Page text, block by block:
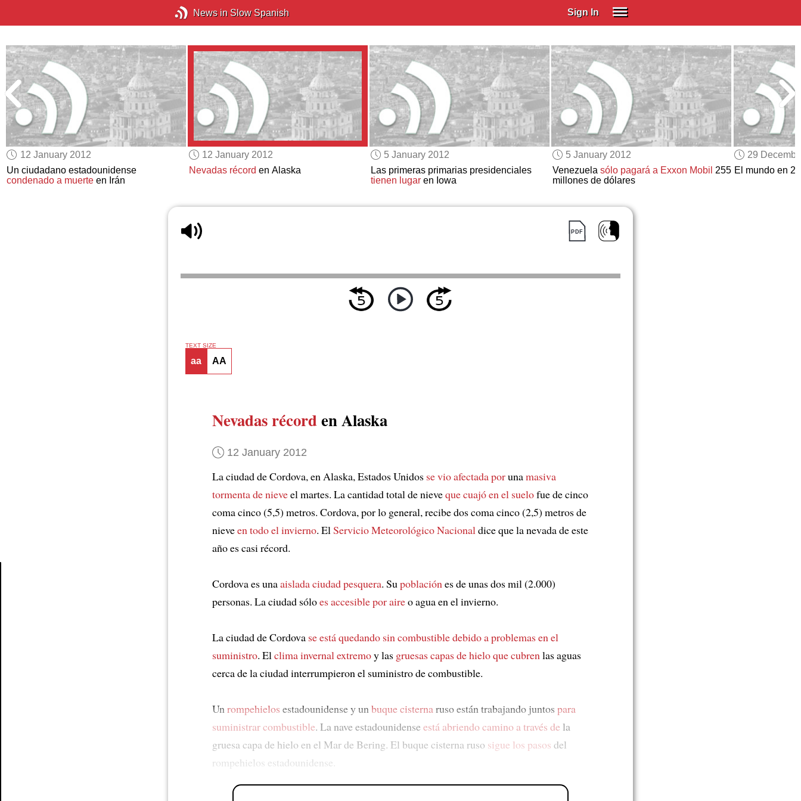
News in Slow Spanish Sign In
Spanish (Spain)
Spanish (Latino)
SUBSCRIBE
EDUCATIONAL LICENSES
GIFT CARDS
OTHER LANGUAGES
12 January 2012
Un ciudadano estadounidense
condenado a muerte en Irán
12 January 2012
Nevadas récord en Alaska
5 January 2012
Las primeras primarias presidenciales
tienen lugaren Iowa
5 January 2012
Venezuela sólo pagará a Exxon Mobil 255
millones de dólares
29
El mundo en
TEXT SIZE
aa AA
Nevadas récorden Alaska
12 January 2012
La ciudad de Cordova, en Alaska, Estados Unidos se vio afectada porunamasiva
tormenta de nieveel martes. La cantidad total de nieveque cuajó en el suelofue de cinco
coma cinco (5,5) metros. Cordova, por lo general, recibe dos coma cinco (2,5) metros de
nieveen todo el invierno. ElServicio Meteorológico Nacionaldice que la nevada de este
año es casi récord.
Cordova es unaaislada ciudad pesquera. Supoblaciónes de unas dos mil (2.000)
personas. La ciudad sóloes accesible por aireo agua en el invierno.
La ciudad de Cordova se está quedando sin combustibledebido a problemas en el
suministro. Elclima invernal extremoy las gruesas capas de hielo que cubrenlas aguas
cerca de la ciudad interrumpieron el suministro de combustible.
Unrompehielos estadounidense y unbuque cisternaruso están trabajando juntos para
suministrar combustible. La nave estadounidenseestá abriendo camino a través de la
gruesa capa de hielo en el Mar de Bering. El buque cisterna ruso sigue los pasos del
rompehielos estadounidense.